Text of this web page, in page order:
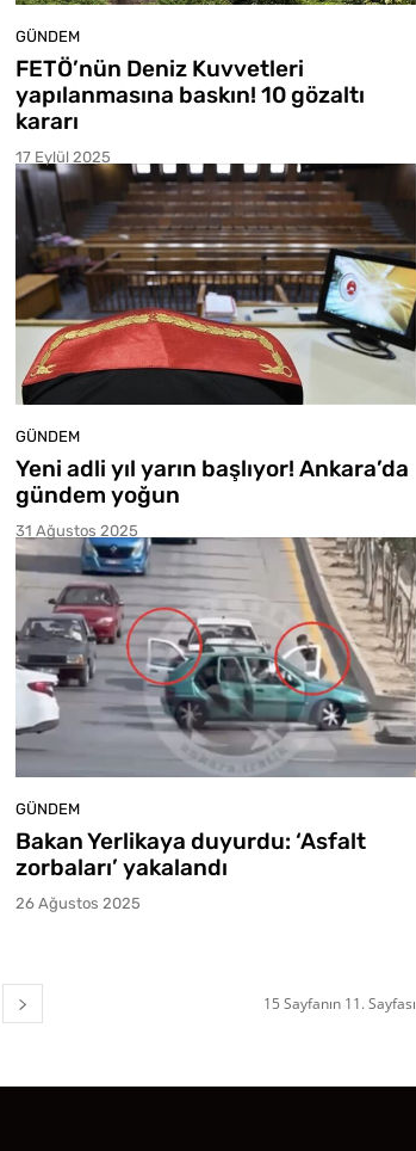
GÜNDEM
FETÖ’nün Deniz Kuvvetleri
yapılanmasına baskın! 10 gözaltı
kararı
17 Eylül 2025
GÜNDEM
Yeni adli yıl yarın başlıyor! Ankara’da
gündem yoğun
31 Ağustos 2025
GÜNDEM
Bakan Yerlikaya duyurdu: ‘Asfalt
zorbaları’ yakalandı
26 Ağustos 2025
15 Sayfanın 11. Sayfası